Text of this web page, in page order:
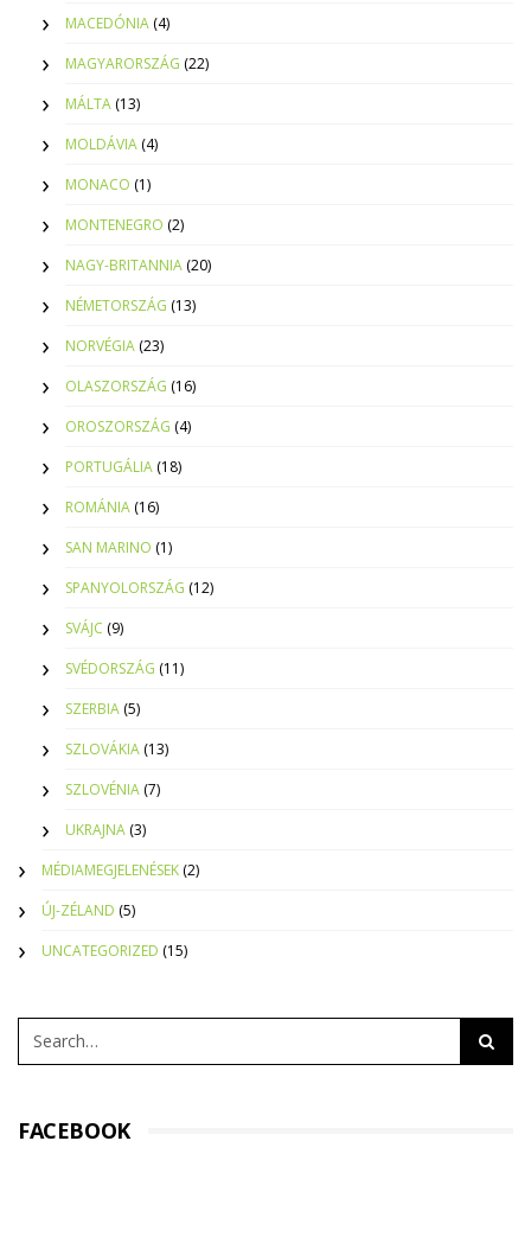
MACEDÓNIA (4)
MAGYARORSZÁG (22)
MÁLTA (13)
MOLDÁVIA (4)
MONACO (1)
MONTENEGRO (2)
NAGY-BRITANNIA (20)
NÉMETORSZÁG (13)
NORVÉGIA (23)
OLASZORSZÁG (16)
OROSZORSZÁG (4)
PORTUGÁLIA (18)
ROMÁNIA (16)
SAN MARINO (1)
SPANYOLORSZÁG (12)
SVÁJC (9)
SVÉDORSZÁG (11)
SZERBIA (5)
SZLOVÁKIA (13)
SZLOVÉNIA (7)
UKRAJNA (3)
MÉDIAMEGJELENÉSEK (2)
ÚJ-ZÉLAND (5)
UNCATEGORIZED (15)
FACEBOOK